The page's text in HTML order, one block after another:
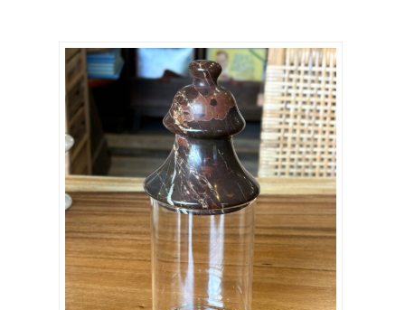
關於我們
聯絡我們
客製化相簿